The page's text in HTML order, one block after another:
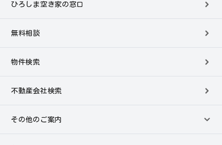
ひろしま空き家の窓口
無料相談
物件検索
不動産会社検索
その他のご案内